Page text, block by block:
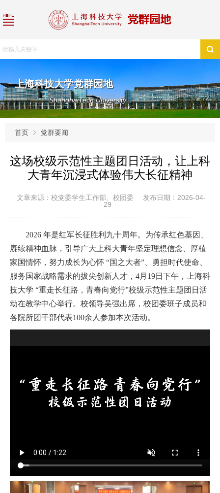
上海科技大学党群园地
ShanghaiTech University
首页 党群要闻
这场校级示范性主题团日活动，让上科
大青年沉浸式体验伟大长征精神
文章来源：校党委学生工作部、校团委
发布日期：2026-04-
29
2026 年是红军长征胜利九十周年。为传承红色基因、
赓续精神血脉，引导广大上科大青年坚定理想信念、厚植
家国情怀，努力成长为心怀 “国之大者”、勇担时代使命、
服务国家战略需求的拔尖创新人才，4月19日下午，上海科
技大学 “重走长征路，青春向党行”校级示范性主题团日活
动在教学中心举行。校领导吴强出席，校团委班子成员和
各院所团干部代表100余人参加本次活动。